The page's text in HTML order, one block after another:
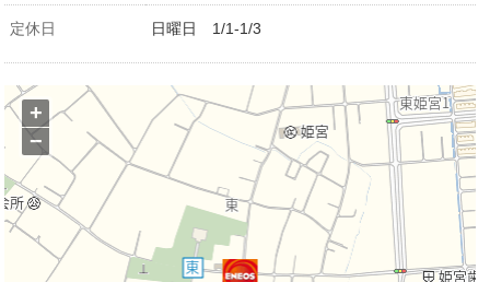
定休日 日曜日 1/1-1/3
+
−